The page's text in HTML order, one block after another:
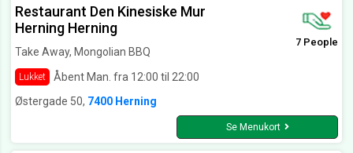
Restaurant Den Kinesiske Mur
Herning Herning
Take Away, Mongolian BBQ
Lukket Åbent Man. fra 12:00 til 22:00
7 People
Østergade 50, 7400 Herning
Se Menukort